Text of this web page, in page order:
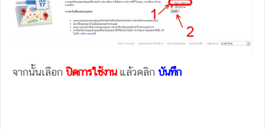
จากนั้นเลือก ปิดการใช้งานแล้วคลิก บันทึก